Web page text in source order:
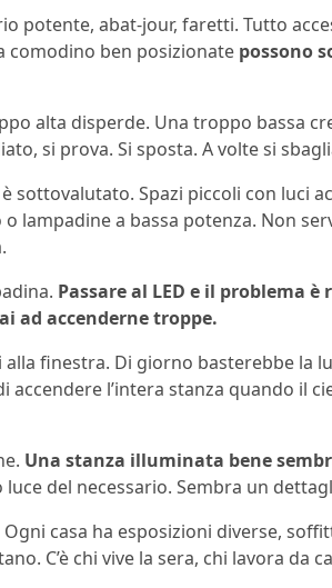
potente, abat-jour, faretti. Tutto
comodino ben posizionate possono
alta disperde. Una troppo bassa
si prova. Si sposta. A volte si
sottovalutato. Spazi piccoli con luci
lampadine a bassa potenza. Non
Passare al LED e il problema
ad accenderne troppe.
finestra. Di giorno basterebbe la
l’intera stanza quando il
Una stanza illuminata bene
del necessario. Sembra un
casa ha esposizioni diverse,
C’è chi vive la sera, chi lavora da